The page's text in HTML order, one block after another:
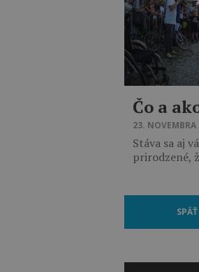
Čo a
23.
Stáva sa aj
prirodzené,
SPÄŤ